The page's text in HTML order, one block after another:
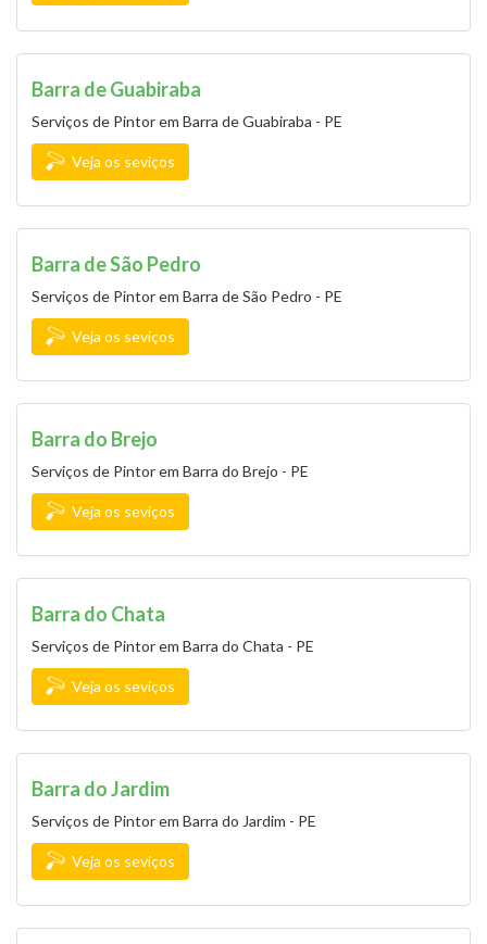
Barra de Guabiraba
Serviços de Pintor em Barra de Guabiraba - PE
Veja os seviços
Barra de São Pedro
Serviços de Pintor em Barra de São Pedro - PE
Veja os seviços
Barra do Brejo
Serviços de Pintor em Barra do Brejo - PE
Veja os seviços
Barra do Chata
Serviços de Pintor em Barra do Chata - PE
Veja os seviços
Barra do Jardim
Serviços de Pintor em Barra do Jardim - PE
Veja os seviços